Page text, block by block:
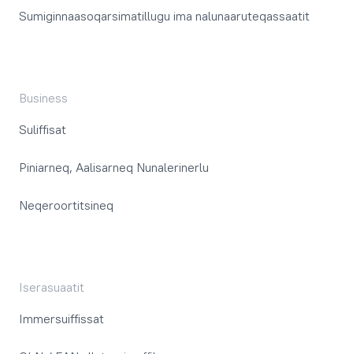
Sumiginnaasoqarsimatillugu ima nalunaaruteqassaatit
Business
Suliffisat
Piniarneq, Aalisarneq Nunalerinerlu
Neqeroortitsineq
Iserasuaatit
Immersuiffissat